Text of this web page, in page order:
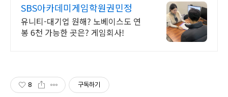
SBS아카데미게임학원권민정
유니티-대기업 원해? 노베이스도 연
봉 6천 가능한 곳은? 게임회사!
8 구독하기